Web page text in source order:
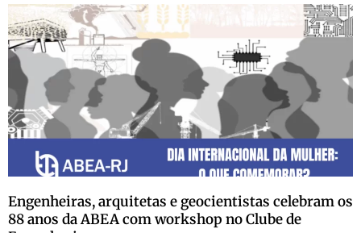
Engenheiras, arquitetas e geocientistas celebram os
88 anos da ABEA com workshop no Clube de